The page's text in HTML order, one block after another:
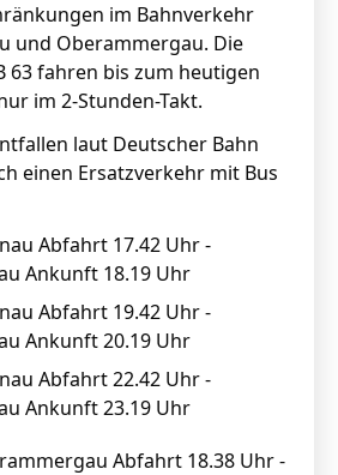
im Bahnverkehr
und Oberammergau. Die
63 fahren bis zum heutigen
im 2-Stunden-Takt.
laut Deutscher Bahn
einen Ersatzverkehr mit Bus
Abfahrt 17.42 Uhr -
Ankunft 18.19 Uhr
Abfahrt 19.42 Uhr -
Ankunft 20.19 Uhr
Abfahrt 22.42 Uhr -
Ankunft 23.19 Uhr
Abfahrt 18.38 Uhr -